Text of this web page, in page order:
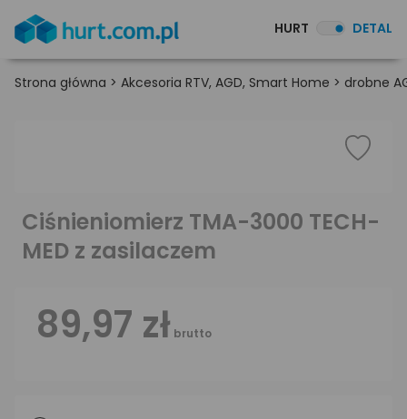
HURT DETAL
Strona główna > Akcesoria RTV, AGD, Smart Home > drobne
Ciśnieniomierz TMA-3000 TECH-
MED z zasilaczem
89,97 zł brutto